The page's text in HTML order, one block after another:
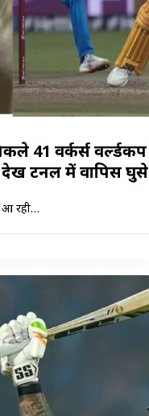
41 वर्कर्स वर्ल्डकप
टनल में वापिस घुसे
आ रही…